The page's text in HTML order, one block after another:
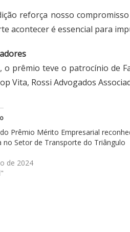
reforça nosso
acontecer é essencial para
o prêmio teve o patrocínio de
Vita, Rossi Advogados
Prêmio Mérito Empresarial
no Setor de Transporte do Triângulo
de 2024